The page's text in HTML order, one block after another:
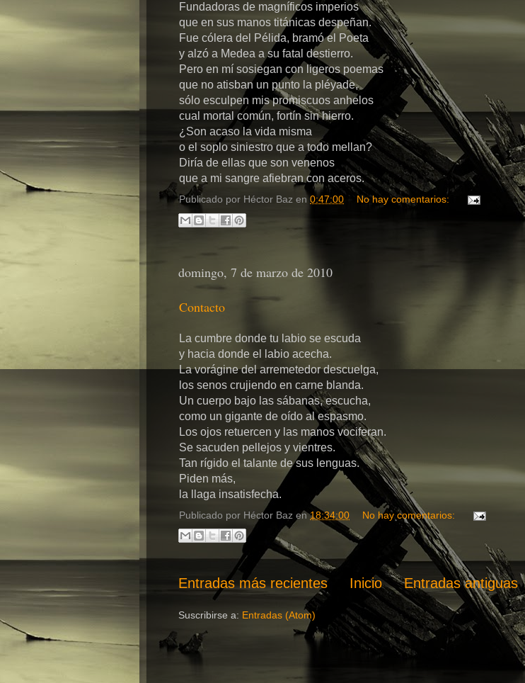
Fundadoras de magníficos imperios
que en sus manos titánicas despeñan.
Fue cólera del Pélida, bramó el Poeta
y alzó a Medea a su fatal destierro.
Pero en mí sosiegan con ligeros poemas
que no atisban un punto la pléyade,
sólo esculpen mis promiscuos anhelos
cual mortal común, fortín sin hierro.
¿Son acaso la vida misma
o el soplo siniestro que a todo mellan?
Diría de ellas que son venenos
que a mi sangre afiebran con aceros.
Publicado por Héctor Baz en 0:47:00 No hay comentarios:
domingo, 7 de marzo de 2010
Contacto
La cumbre donde tu labio se escuda
y hacia donde el labio acecha.
La vorágine del arremetedor descuelga,
los senos crujiendo en carne blanda.
Un cuerpo bajo las sábanas, escucha,
como un gigante de oído al espasmo.
Los ojos retuercen y las manos vociferan.
Se sacuden pellejos y vientres.
Tan rígido el talante de sus lenguas.
Piden más,
la llaga insatisfecha.
Publicado por Héctor Baz en18:34:00 No hay comentarios:
Entradas más recientes Entradas antiguas
Inicio
Suscribirse a: Entradas (Atom)